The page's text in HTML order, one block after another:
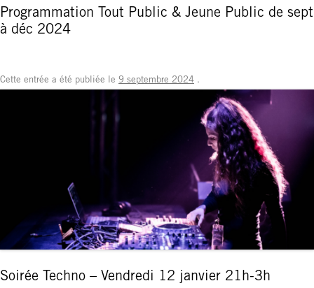
Programmation Tout Public & Jeune Public de sept
à déc 2024
Cette entrée a été publiée le 9 septembre 2024 .
Soirée Techno – Vendredi 12 janvier 21h-3h